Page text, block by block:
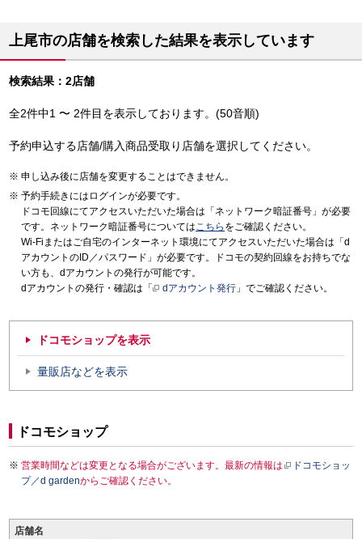
上尾市の店舗を検索した結果を表示しています
検索結果：2店舗
全2件中1 〜 2件目を表示しております。(50音順)
予約申込する店舗/購入商品受取り店舗を選択してください。
申し込み後に店舗を変更することはできません。
予約手続きにはログインが必要です。
ドコモ回線にてアクセスいただいた場合は「ネットワーク暗証番号」が必要
です。ネットワーク暗証番号についてはこちら をご確認ください。
Wi-Fiまたはご自宅のインターネット環境にてアクセスいただいた場合は「d
アカウントのID／パスワード」が必要です。ドコモの契約回線をお持ちでな
い方も、dアカウントの発行が可能です。
dアカウントの発行・確認は「
dアカウント発行 」でご確認ください。
ドコモショップを表示
量販店などを表示
ドコモショップ
営業時間などは変更となる場合がございます。最新の情報は
ドコモショッ
プ／d gardenからご確認ください。
店舗名